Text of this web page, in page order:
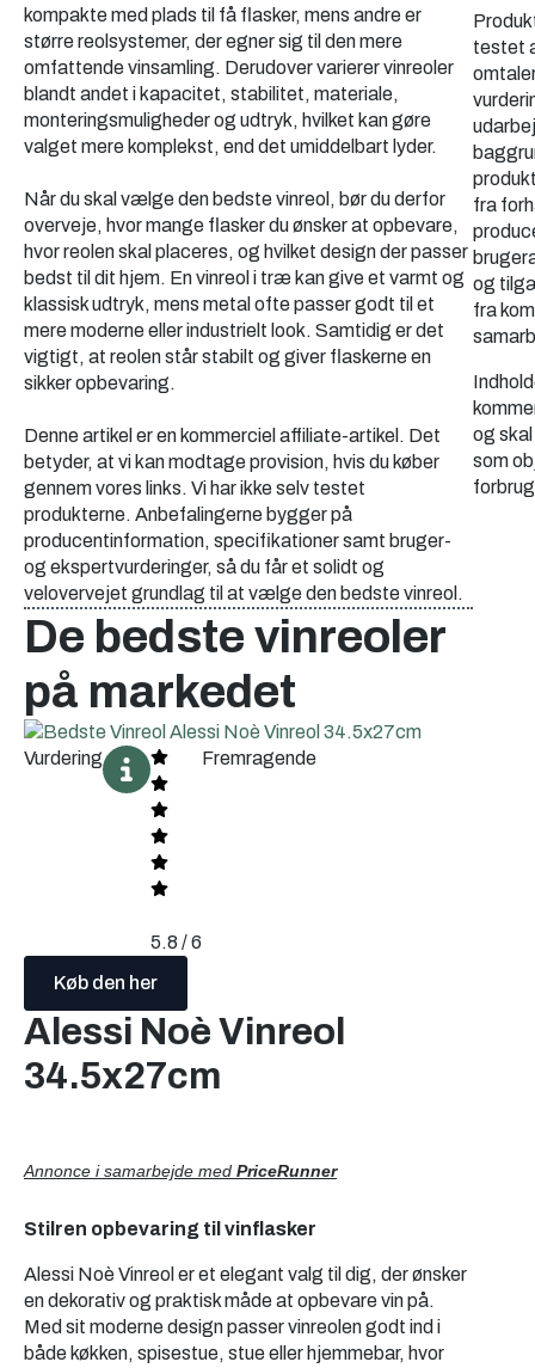
kompakte med plads til få flasker, mens andre er
større reolsystemer, der egner sig til den mere
omfattende vinsamling. Derudover varierer vinreoler
blandt andet i kapacitet, stabilitet, materiale,
monteringsmuligheder og udtryk, hvilket kan gøre
valget mere komplekst, end det umiddelbart lyder.
Når du skal vælge den bedste vinreol, bør du derfor
overveje, hvor mange flasker du ønsker at opbevare,
hvor reolen skal placeres, og hvilket design der passer
bedst til dit hjem. En vinreol i træ kan give et varmt og
klassisk udtryk, mens metal ofte passer godt til et
mere moderne eller industrielt look. Samtidig er det
vigtigt, at reolen står stabilt og giver flaskerne en
sikker opbevaring.
Denne artikel er en kommerciel affiliate-artikel. Det
betyder, at vi kan modtage provision, hvis du køber
gennem vores links. Vi har ikke selv testet
produkterne. Anbefalingerne bygger på
producentinformation, specifikationer samt bruger-
og ekspertvurderinger, så du får et solidt og
velovervejet grundlag til at vælge den bedste vinreol.
De bedste vinreoler
på markedet
Vurdering
5.8 / 6
Fremragende
Køb den her
Alessi Noè Vinreol
34.5x27cm
Annonce i samarbejde med PriceRunner
Stilren opbevaring til vinflasker
Alessi Noè Vinreol er et elegant valg til dig, der ønsker
en dekorativ og praktisk måde at opbevare vin på.
Med sit moderne design passer vinreolen godt ind i
både køkken, spisestue, stue eller hjemmebar, hvor
testet
fra
og
fra
og
som